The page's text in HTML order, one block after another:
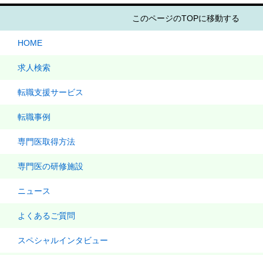
このページのTOPに移動する
HOME
求人検索
転職支援サービス
転職事例
専門医取得方法
専門医の研修施設
ニュース
よくあるご質問
スペシャルインタビュー